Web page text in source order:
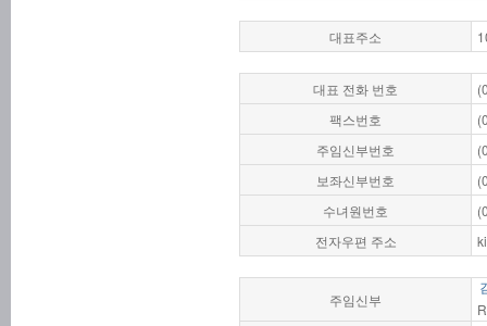
대표주소
대표 전화 번호
팩스번호
주임신부번호
보좌신부번호
수녀원번호
전자우편 주소
주임신부